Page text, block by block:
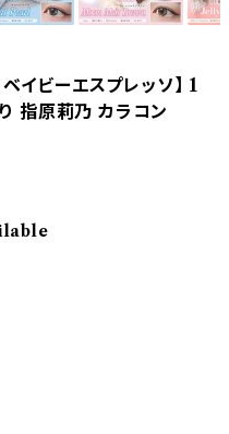
イビーエスプレッソ】 1
指原莉乃 カラコン